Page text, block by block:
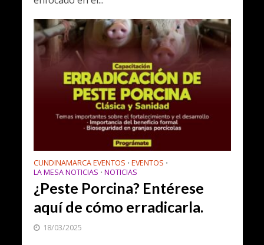
CUNDINAMARCA EVENTOS • EVENTOS •
LA MESA NOTICIAS • NOTICIAS
¿Peste Porcina? Entérese
aquí de cómo erradicarla.
18/03/2025